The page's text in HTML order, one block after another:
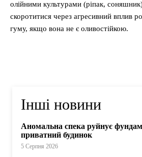
олійними культурами (ріпак,
скоротитися через агресивний вплив
гуму, якщо вона не є оливостійкою.
Інші новини
Аномальна спека руйнує
приватний будинок
5 Серпня 2026